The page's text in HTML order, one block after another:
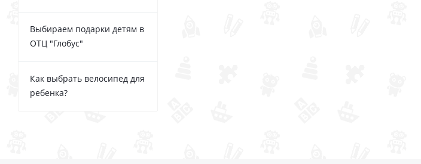
Выбираем подарки детям в
ОТЦ "Глобус"
Как выбрать велосипед для
ребенка?